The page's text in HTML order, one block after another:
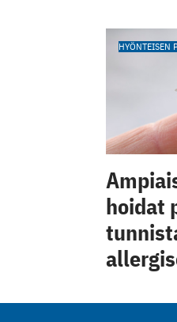
HYÖNTEISEN
hoidat